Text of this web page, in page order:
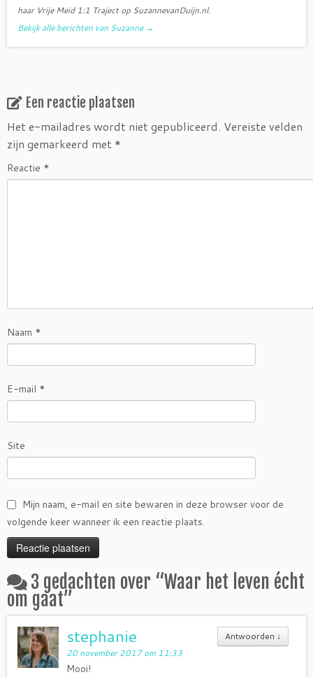
haar Vrije Meid 1:1 Traject op SuzannevanDuijn.nl.
Bekijk alle berichten van Suzanne →
Een reactie plaatsen
Het e-mailadres wordt niet gepubliceerd. Vereiste velden
zijn gemarkeerd met *
Reactie *
Naam *
E-mail *
Site
Mijn naam, e-mail en site bewaren in deze browser voor de
volgende keer wanneer ik een reactie plaats.
3 gedachten over “Waar het leven écht
om gaat”
Antwoorden ↓
stephanie
20 november 2017 om 11:33
Mooi!